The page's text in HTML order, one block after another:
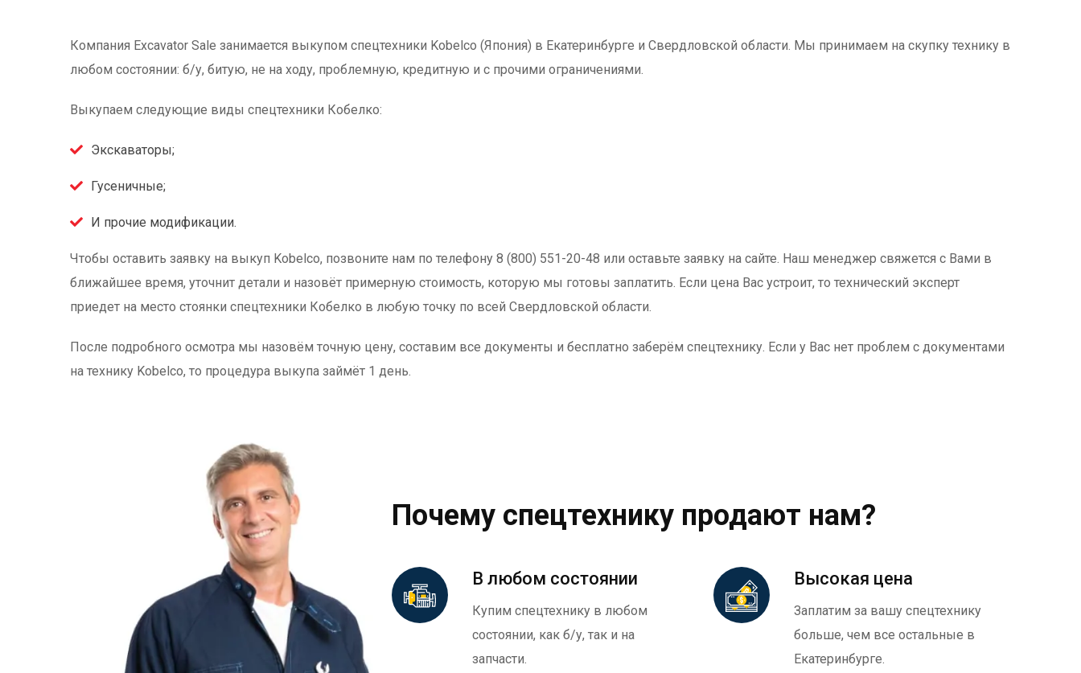
Компания Excavator Sale занимается выкупом спецтехники Kobelco (Япония) в Екатеринбурге и Свердловской области. Мы принимаем на скупку технику в
любом состоянии: б/у, битую, не на ходу, проблемную, кредитную и с прочими ограничениями.
Выкупаем следующие виды спецтехники Кобелко:
Экскаваторы;
Гусеничные;
И прочие модификации.
Чтобы оставить заявку на выкуп Kobelco, позвоните нам по телефону 8 (800) 551-20-48 или оставьте заявку на сайте. Наш менеджер свяжется с Вами в
ближайшее время, уточнит детали и назовёт примерную стоимость, которую мы готовы заплатить. Если цена Вас устроит, то технический эксперт
приедет на место стоянки спецтехники Кобелко в любую точку по всей Свердловской области.
После подробного осмотра мы назовём точную цену, составим все документы и бесплатно заберём спецтехнику. Если у Вас нет проблем с документами
на технику Kobelco, то процедура выкупа займёт 1 день.
Почему спецтехнику продают нам?
В любом состоянии
Купим спецтехнику в любом
состоянии, как б/у, так и на
запчасти.
Высокая цена
Заплатим за вашу спецтехнику
больше, чем все остальные в
Екатеринбурге.